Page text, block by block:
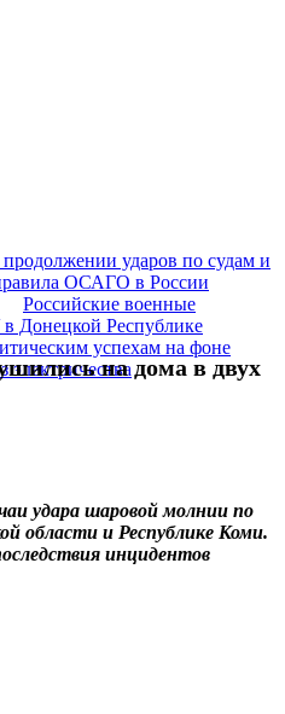
ударов по судам и
ОСАГО в России
Российские военные
Донецкой Республике
успехам на фоне
электричествана дома в двух
удара шаровой молнии по
области и Республике Коми.
инцидентов